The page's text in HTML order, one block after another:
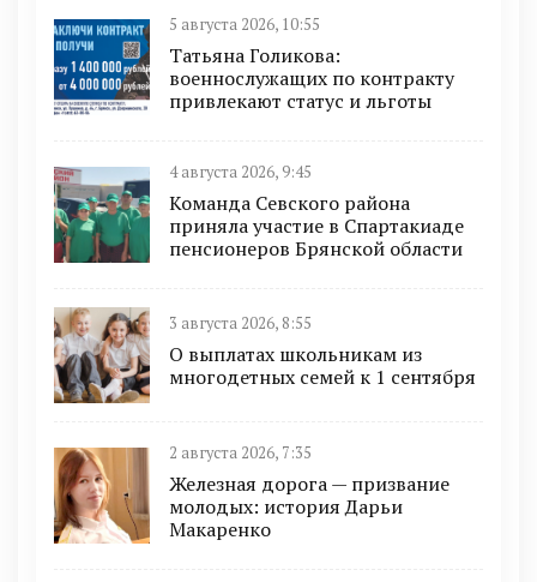
5 августа 2026, 10:55
Татьяна Голикова:
военнослужащих по контракту
привлекают статус и льготы
4 августа 2026, 9:45
Команда Севского района
приняла участие в Спартакиаде
пенсионеров Брянской области
3 августа 2026, 8:55
О выплатах школьникам из
многодетных семей к 1 сентября
2 августа 2026, 7:35
Железная дорога — призвание
молодых: история Дарьи
Макаренко